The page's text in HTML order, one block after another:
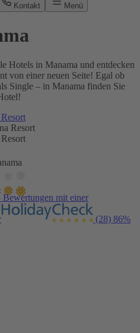
Kontakt Menü
Hotels in Manama und entdecken
von einer neuen Seite! Egal ob
Single – in Manama finden Sie
Bewertungen mit einer
(28) 86%